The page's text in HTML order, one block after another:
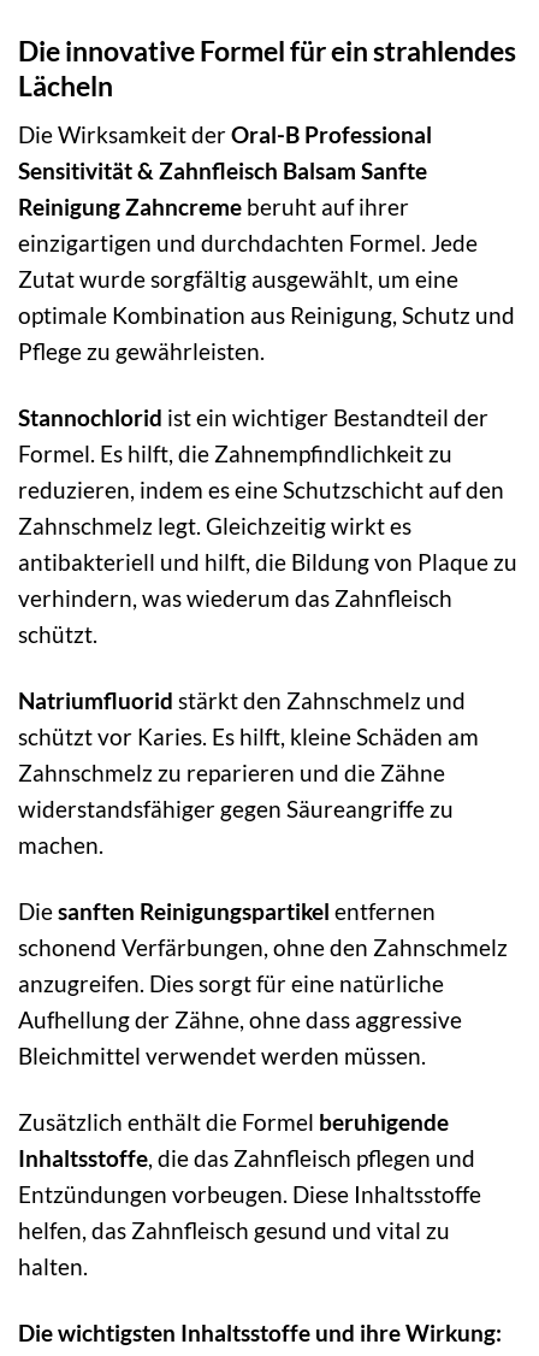
Die innovative Formel für ein strahlendes
Lächeln
Die Wirksamkeit derOral-B Professional
Sensitivität & Zahnfleisch Balsam Sanfte
Reinigung Zahncreme beruht auf ihrer
einzigartigen und durchdachten Formel. Jede
Zutat wurde sorgfältig ausgewählt, um eine
optimale Kombination aus Reinigung, Schutz und
Pflege zu gewährleisten.
Stannochlorid ist ein wichtiger Bestandteil der
Formel. Es hilft, die Zahnempfindlichkeit zu
reduzieren, indem es eine Schutzschicht auf den
Zahnschmelz legt. Gleichzeitig wirkt es
antibakteriell und hilft, die Bildung von Plaque zu
verhindern, was wiederum das Zahnfleisch
schützt.
Natriumfluorid stärkt den Zahnschmelz und
schützt vor Karies. Es hilft, kleine Schäden am
Zahnschmelz zu reparieren und die Zähne
widerstandsfähiger gegen Säureangriffe zu
machen.
Diesanften Reinigungspartikel entfernen
schonend Verfärbungen, ohne den Zahnschmelz
anzugreifen. Dies sorgt für eine natürliche
Aufhellung der Zähne, ohne dass aggressive
Bleichmittel verwendet werden müssen.
Zusätzlich enthält die Formel beruhigende
Inhaltsstoffe, die das Zahnfleisch pflegen und
Entzündungen vorbeugen. Diese Inhaltsstoffe
helfen, das Zahnfleisch gesund und vital zu
halten.
Die wichtigsten Inhaltsstoffe und ihre Wirkung: